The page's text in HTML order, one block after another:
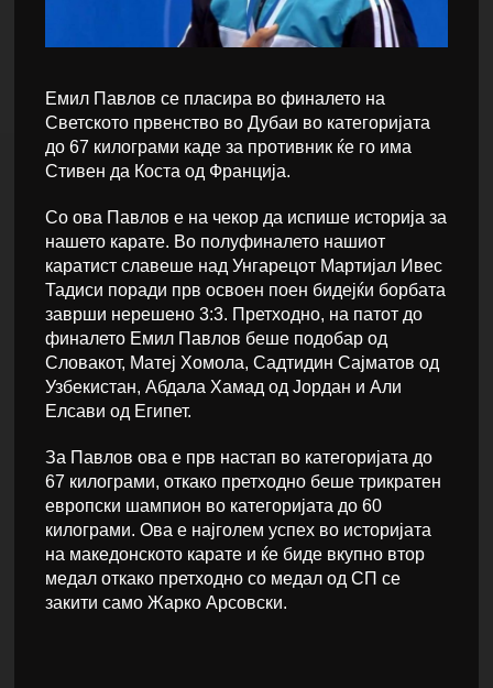
Емил Павлов се пласира во финалето на
Светското првенство во Дубаи во категоријата
до 67 килограми каде за противник ќе го има
Стивен да Коста од Франција.
Со ова Павлов е на чекор да испише историја за
нашето карате. Во полуфиналето нашиот
каратист славеше над Унгарецот Мартијал Ивес
Тадиси поради прв освоен поен бидејќи борбата
заврши нерешено 3:3. Претходно, на патот до
финалето Емил Павлов беше подобар од
Словакот, Матеј Хомола, Садтидин Сајматов од
Узбекистан, Абдала Хамад од Јордан и Али
Елсави од Египет.
За Павлов ова е прв настап во категоријата до
67 килограми, откако претходно беше трикратен
европски шампион во категоријата до 60
килограми. Ова е најголем успех во историјата
на македонското карате и ќе биде вкупно втор
медал откако претходно со медал од СП се
закити само Жарко Арсовски.